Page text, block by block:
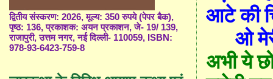
आटे की
ओ
अभी ये
द्वितीय संस्करण: 2026, मूल्य: 350 रुपये (पेपर बैक),
पृष्ठ: 136, प्रकाशक: अयन प्रकाशन, जे- 19/ 139,
राजापुरी, उत्तम नगर, नई दिल्ली- 110059, ISBN:
978-93-6423-759-8